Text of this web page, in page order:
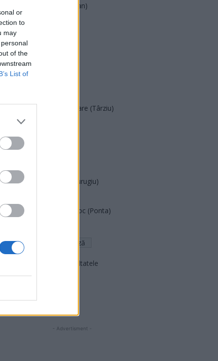
or
to
may
of the
List of
Forța Dreptei (L. Orban)
PNȚMM
REPER
SENS
SOS (Șoșoacă)
POT (Gavrilă)
Acțiunea Conservatoare (Târziu)
PDF (Lazarus)
PUSL (D. Voiculescu)
PNȚCD (Pavelescu)
Partidul Patrioților (Surugiu)
România pe Primul Loc (Ponta)
Arată rezultatele
- Advertisment -